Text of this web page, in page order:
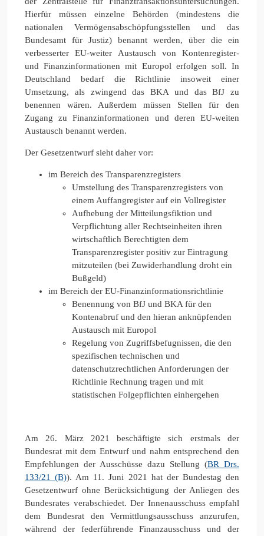
Hierfür müssen einzelne Behörden (mindestens die
nationalen Vermögensabschöpfungsstellen und das
Bundesamt für Justiz) benannt werden, über die ein
verbesserter EU-weiter Austausch von Kontenregister-
und Finanzinformationen mit Europol erfolgen soll. In
Deutschland bedarf die Richtlinie insoweit einer
Umsetzung, als zwingend das BKA und das BfJ zu
benennen wären. Außerdem müssen Stellen für den
Zugang zu Finanzinformationen und deren EU-weiten
Austausch benannt werden.
Der Gesetzentwurf sieht daher vor:
im Bereich des Transparenzregisters
Umstellung des Transparenzregisters von
einem Auffangregister auf ein Vollregister
Aufhebung der Mitteilungsfiktion und
Verpflichtung aller Rechtseinheiten ihren
wirtschaftlich Berechtigten dem
Transparenzregister positiv zur Eintragung
mitzuteilen (bei Zuwiderhandlung droht ein
Bußgeld)
im Bereich der EU-Finanzinformationsrichtlinie
Benennung von BfJ und BKA für den
Kontenabruf und den hieran anknüpfenden
Austausch mit Europol
Regelung von Zugriffsbefugnissen, die den
spezifischen technischen und
datenschutzrechtlichen Anforderungen der
Richtlinie Rechnung tragen und mit
statistischen Folgepflichten einhergehen
Am 26. März 2021 beschäftigte sich erstmals der
Bundesrat mit dem Entwurf und nahm entsprechend den
Empfehlungen der Ausschüsse dazu Stellung (BR Drs.
133/21 (B)). Am 11. Juni 2021 hat der Bundestag den
Gesetzentwurf ohne Berücksichtigung der Anliegen des
Bundesrates verabschiedet. Der Innenausschuss empfahl
dem Bundesrat den Vermittlungsausschuss anzurufen,
während der federführende Finanzausschuss und der